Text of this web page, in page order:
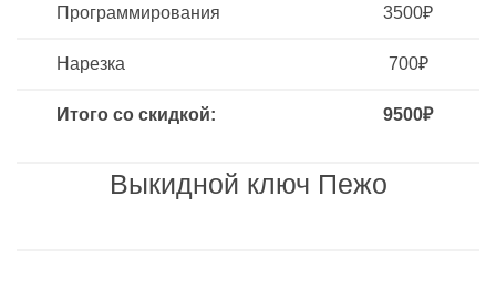
Программирования 3500₽
Нарезка 700₽
Итого со скидкой: 9500₽
Выкидной ключ Пежо